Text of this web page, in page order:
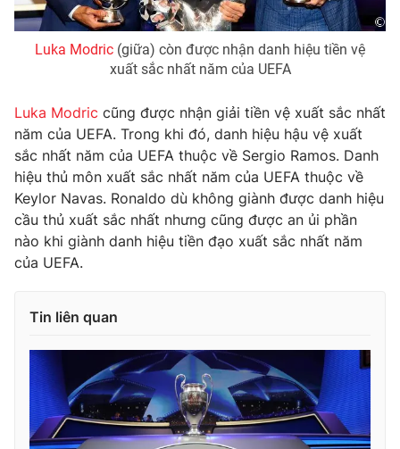
Liên hệ tòa soạn English
THỜI BÁO VTV
Theo dõi báo trên
Cơ quan chủ quản:
Giấy phép hoạt động báo in và báo điện tử số 483/GP-BTTTT
Tổng Biên tập: Vũ Thanh Thủy
Phó Tổng Biên tập:Nguyễn Thị Mỹ Hạnh, Phạm Quốc Thắng,
Nguyễn Trọng Ninh
Tổng đài VTV:024.38 355 931 - 024.38 355 932
Luka Modric (giữa) còn được nhận danh hiệu tiền vệ
xuất sắc nhất năm của UEFA
Luka Modric cũng được nhận giải tiền vệ xuất sắc nhất
năm của UEFA. Trong khi đó, danh hiệu hậu vệ xuất
sắc nhất năm của UEFA thuộc về Sergio Ramos. Danh
hiệu thủ môn xuất sắc nhất năm của UEFA thuộc về
Keylor Navas. Ronaldo dù không giành được danh hiệu
cầu thủ xuất sắc nhất nhưng cũng được an ủi phần
nào khi giành danh hiệu tiền đạo xuất sắc nhất năm
của UEFA.
Tin liên quan